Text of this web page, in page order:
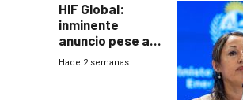
HIF Global:
inminente
anuncio pese a
declaración de
Hace 2 semanas